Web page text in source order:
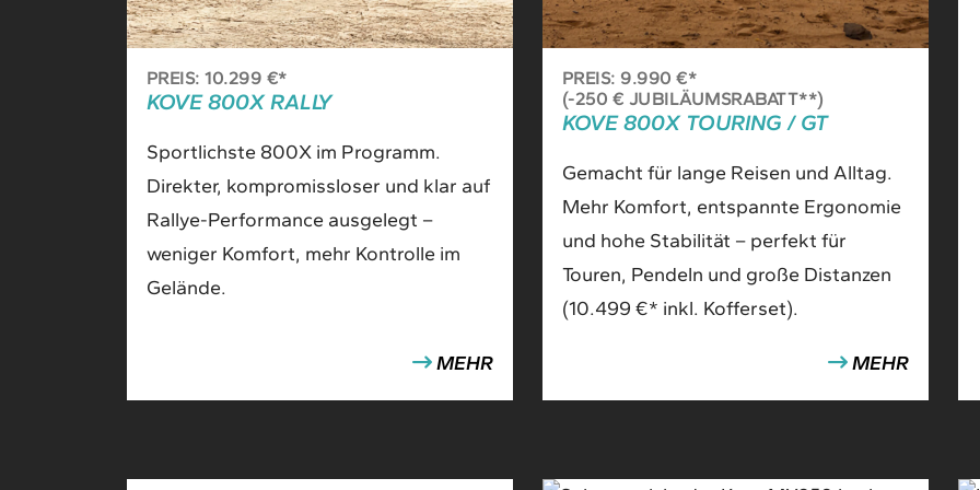
PREIS: 10.299 €*
KOVE 800X RALLY
Sportlichste 800X im Programm.
Direkter, kompromissloser und klar auf
Rallye-Performance ausgelegt –
weniger Komfort, mehr Kontrolle im
Gelände.
MEHR
PREIS: 9.990 €*
(-250 € JUBILÄUMSRABATT**)
KOVE 800X TOURING / GT
Gemacht für lange Reisen und Alltag.
Mehr Komfort, entspannte Ergonomie
und hohe Stabilität – perfekt für
Touren, Pendeln und große Distanzen
(10.499 €* inkl. Kofferset).
MEHR